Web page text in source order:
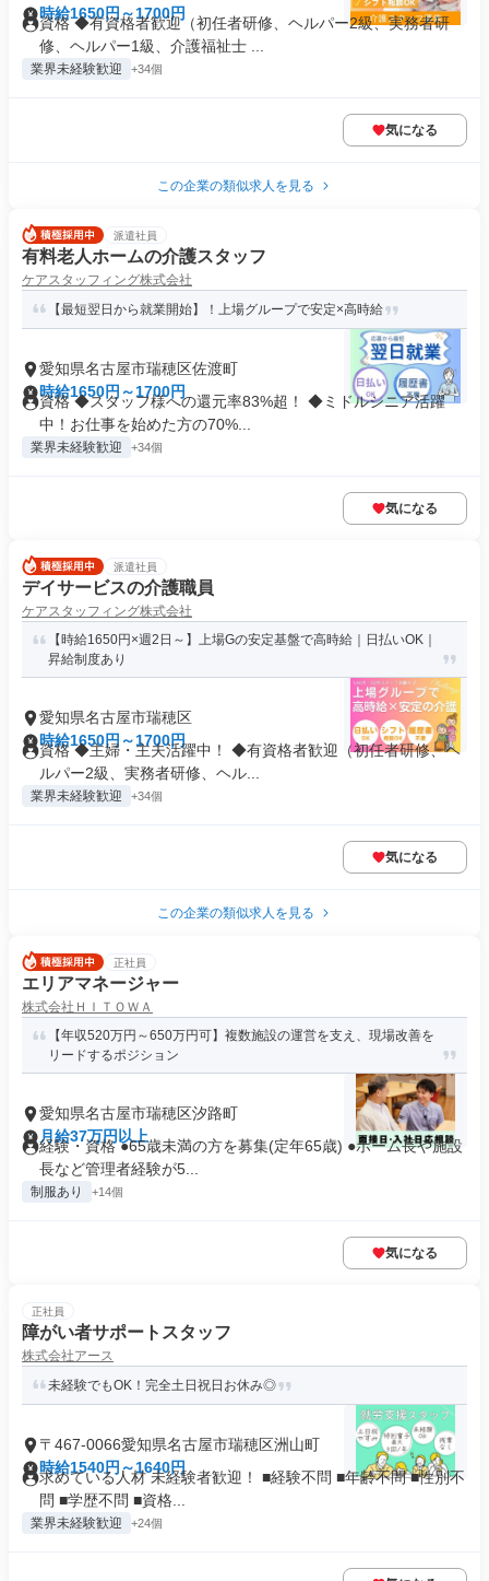
時給1650円～1700円
資格 ◆有資格者歓迎（初任者研修、ヘルパー2級、実務者研
修、ヘルパー1級、介護福祉士 ...
業界未経験歓迎 +34個
気になる
この企業の類似求人を見る
派遣社員
有料老人ホームの介護スタッフ
ケアスタッフィング株式会社
【最短翌日から就業開始】！上場グループで安定×高時給
愛知県名古屋市瑞穂区佐渡町
時給1650円～1700円
資格 ◆スタッフ様への還元率83%超！ ◆ミドルシニア活躍
中！お仕事を始めた方の70%...
業界未経験歓迎 +34個
気になる
派遣社員
デイサービスの介護職員
ケアスタッフィング株式会社
【時給1650円×週2日～】上場Gの安定基盤で高時給｜日払いOK｜
昇給制度あり
愛知県名古屋市瑞穂区
時給1650円～1700円
資格 ◆主婦・主夫活躍中！ ◆有資格者歓迎（初任者研修、ヘ
ルパー2級、実務者研修、ヘル...
業界未経験歓迎 +34個
気になる
この企業の類似求人を見る
正社員
エリアマネージャー
株式会社ＨＩＴＯＷＡ
【年収520万円～650万円可】複数施設の運営を支え、現場改善を
リードするポジション
愛知県名古屋市瑞穂区汐路町
月給37万円以上
経験・資格 ●65歳未満の方を募集(定年65歳) ●ホーム長や施設
長など管理者経験が5...
制服あり +14個
気になる
正社員
障がい者サポートスタッフ
株式会社アース
未経験でもOK！完全土日祝日お休み◎
〒467-0066愛知県名古屋市瑞穂区洲山町
時給1540円～1640円
求めている人材 未経験者歓迎！ ■経験不問 ■年齢不問 ■性別不
問 ■学歴不問 ■資格...
業界未経験歓迎 +24個